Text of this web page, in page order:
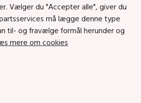
nyheder som RSS feed
Vælger du "Accepter alle", giver du
må lægge denne type
til- og fravælge formål herunder og
mere om cookies